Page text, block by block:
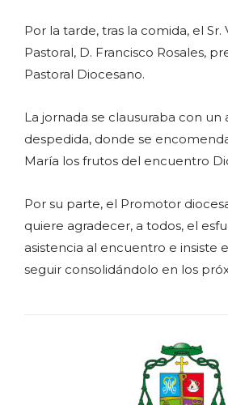
Por la tarde, tras la comida, el Sr.
Pastoral, D. Francisco Rosales,
Pastoral Diocesano.
La jornada se clausuraba con
despedida, donde se
María los frutos del encuentro
Por su parte, el Promotor
quiere agradecer, a todos, el
asistencia al encuentro e insiste
seguir consolidándolo en los